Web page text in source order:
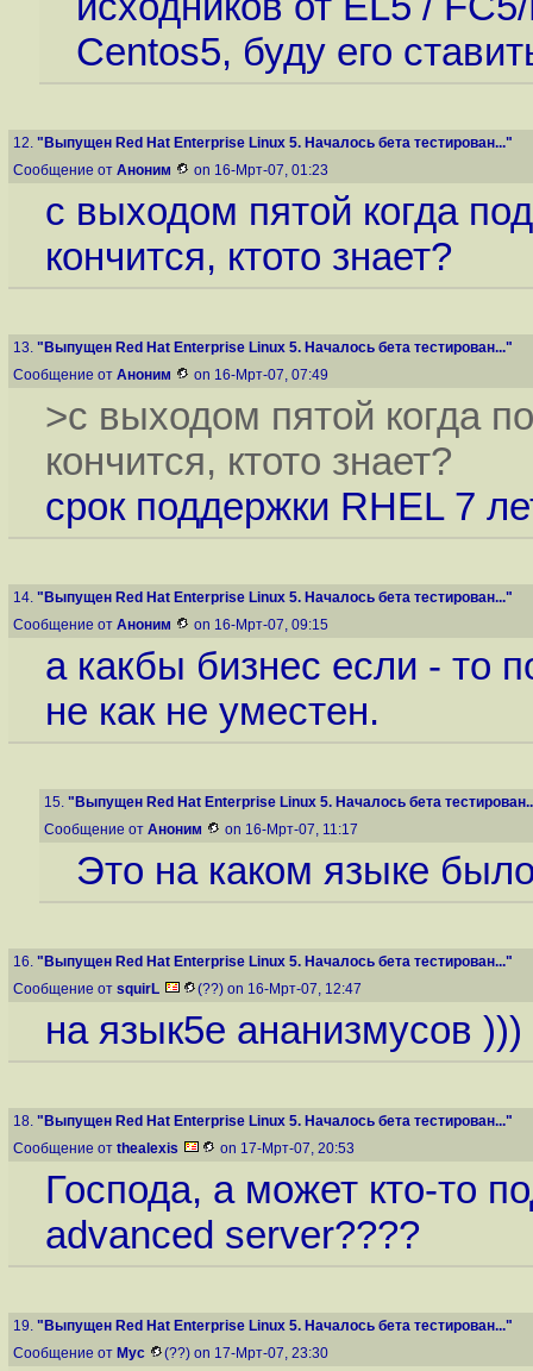
Centos5, буду его
12. "Выпущен Red Hat Enterprise Linux 5. Началось бета тестирован..."
Сообщение от Аноним on 16-Мрт-07, 01:23
с выходом пятой когда
кончится, ктото знает?
13. "Выпущен Red Hat Enterprise Linux 5. Началось бета тестирован..."
Сообщение от Аноним on 16-Мрт-07, 07:49
>с выходом пятой когда
кончится, ктото знает?
срок поддержки RHEL 7
14. "Выпущен Red Hat Enterprise Linux 5. Началось бета тестирован..."
Сообщение от Аноним on 16-Мрт-07, 09:15
а какбы бизнес если - то
не как не уместен.
15. "Выпущен Red Hat Enterprise Linux 5. Началось бета
Сообщение от Аноним on 16-Мрт-07, 11:17
Это на каком языке
16. "Выпущен Red Hat Enterprise Linux 5. Началось бета тестирован..."
Сообщение от squirL (??) on 16-Мрт-07, 12:47
на язык5е ананизмусов )))
18. "Выпущен Red Hat Enterprise Linux 5. Началось бета тестирован..."
Сообщение от thealexis on 17-Мрт-07, 20:53
Господа, а может кто-то
advanced server????
19. "Выпущен Red Hat Enterprise Linux 5. Началось бета тестирован..."
Сообщение от Myc (??) on 17-Мрт-07, 23:30